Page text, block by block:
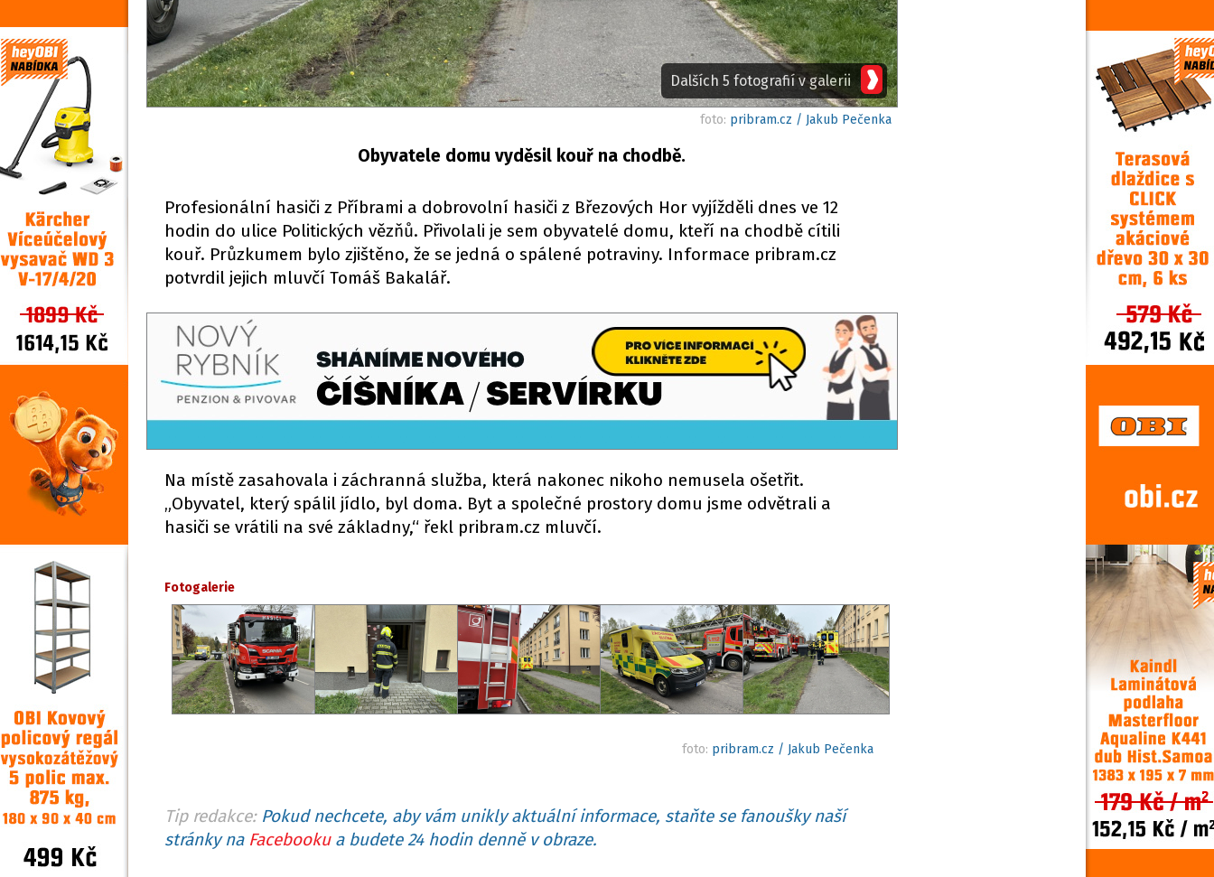
Dalších 5 fotografií v galerii
foto: pribram.cz / Jakub Pečenka
Obyvatele domu vyděsil kouř na chodbě.
Profesionální hasiči z Příbrami a dobrovolní hasiči z Březových Hor vyjížděli dnes ve 12
hodin do ulice Politických vězňů. Přivolali je sem obyvatelé domu, kteří na chodbě cítili
kouř. Průzkumem bylo zjištěno, že se jedná o spálené potraviny. Informace pribram.cz
potvrdil jejich mluvčí Tomáš Bakalář.
Na místě zasahovala i záchranná služba, která nakonec nikoho nemusela ošetřit.
„Obyvatel, který spálil jídlo, byl doma. Byt a společné prostory domu jsme odvětrali a
hasiči se vrátili na své základny,“ řekl pribram.cz mluvčí.
Fotogalerie
foto: pribram.cz / Jakub Pečenka
Tip redakce: Pokud nechcete, aby vám unikly aktuální informace, staňte se fanoušky naší
stránky na Facebookua budete 24 hodin denně v obraze.